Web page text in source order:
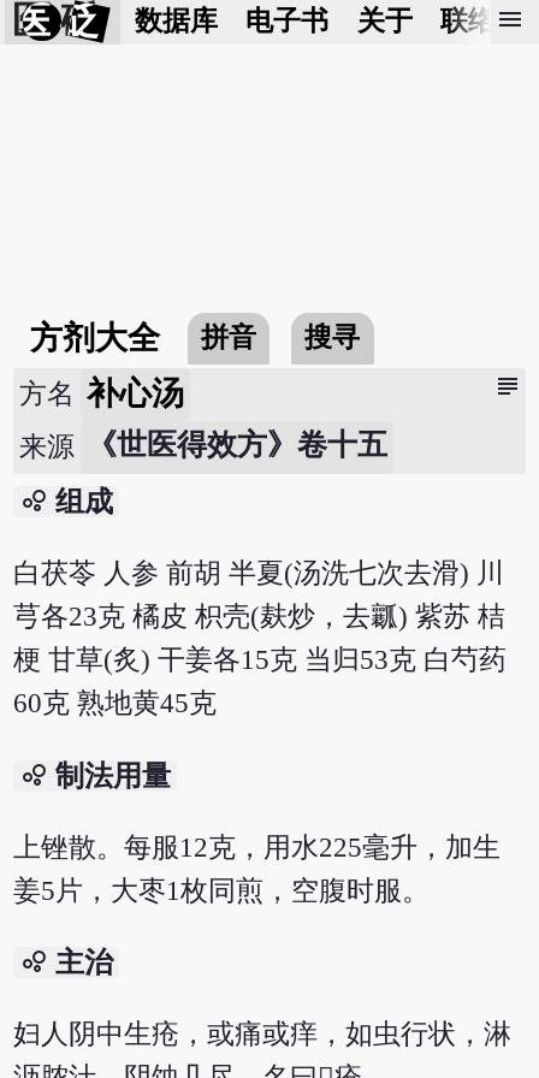
医 砭 数据库 电子书 关于 联络我
menu
方剂大全 拼音 搜寻
subject
方名 补心汤
来源 《世医得效方》卷十五
bubble_chart 组成
白茯苓 人参 前胡 半夏(汤洗七次去滑) 川
芎各23克 橘皮 枳壳(麸炒，去瓤) 紫苏 桔
梗 甘草(炙) 干姜各15克 当归53克 白芍药
60克 熟地黄45克
bubble_chart 制法用量
上锉散。每服12克，用水225毫升，加生
姜5片，大枣1枚同煎，空腹时服。
bubble_chart 主治
妇人阴中生疮，或痛或痒，如虫行状，淋